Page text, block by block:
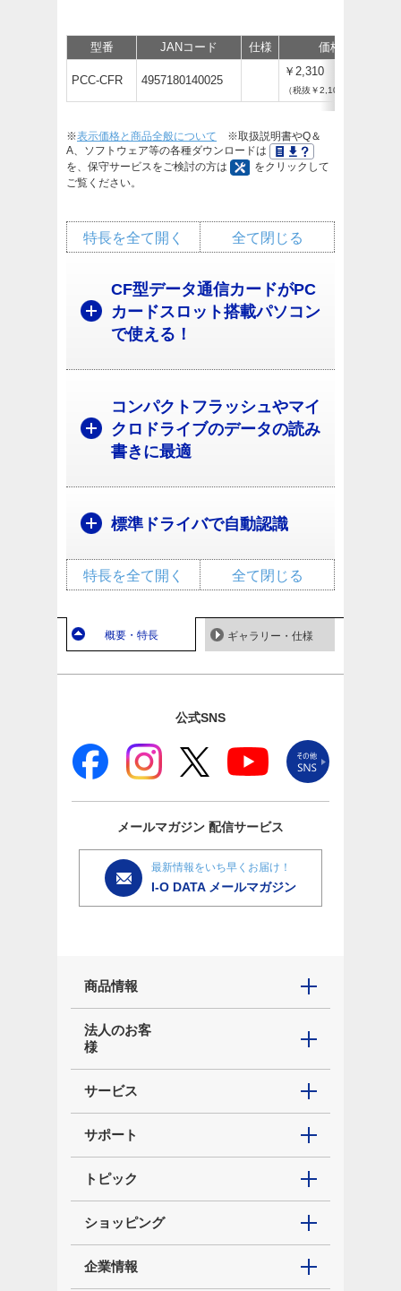
型番 JANコード 仕様 価格
PCC-CFR 4957180140025
￥2,310
（税抜￥2,100）
※表示価格と商品全般について ※取扱説明書やQ＆
A、ソフトウェア等の各種ダウンロードは
を、保守サービスをご検討の方は
をクリックして
ご覧ください。
全て閉じる
特長を全て開く
CF型データ通信カードがPC
カードスロット搭載パソコン
で使える！
コンパクトフラッシュやマイ
クロドライブのデータの読み
書きに最適
標準ドライバで自動認識
全て閉じる
特長を全て開く
概要・特長 ギャラリー・仕様
公式SNS
メールマガジン 配信サービス
最新情報をいち早くお届け！
I-O DATA メールマガジン
商品情報
法人のお客
様
サービス
サポート
トピック
ショッピング
企業情報